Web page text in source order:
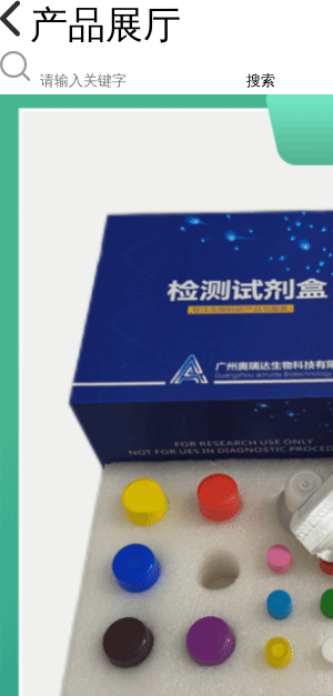
产品展厅
搜索